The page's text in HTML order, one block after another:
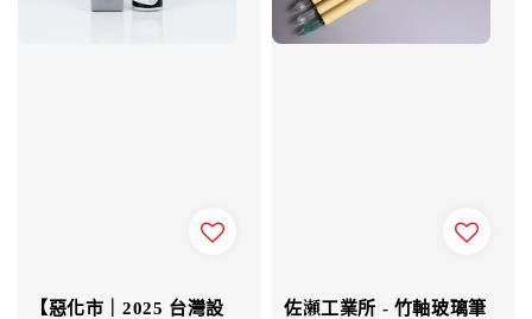
【惡化市｜2025 台灣設
佐瀬工業所 - 竹軸玻璃筆